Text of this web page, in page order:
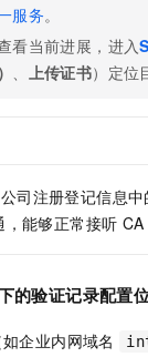
服务。
看当前进展，进入
上传证书） 定位
司注册登记信息
，能够正常接听 CA
的验证记录配置
企业内网域名